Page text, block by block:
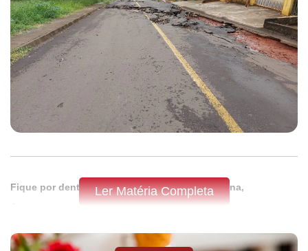
Fique por dentro do que acontece em Apucarana,
Arapongas e região,assine a Tribuna do Norte.
Ler Matéria Completa